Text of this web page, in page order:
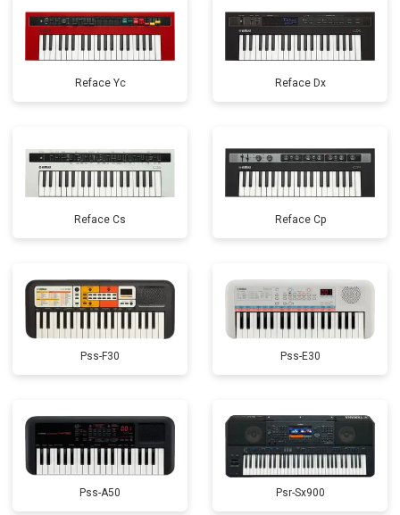
Reface Yc Reface Dx
Reface Cs Reface Cp
Pss-F30 Pss-E30
Pss-A50 Psr-Sx900